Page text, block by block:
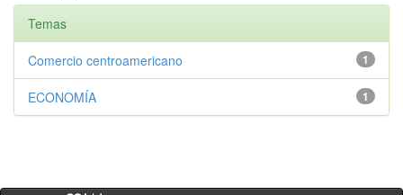
Temas
1
Comercio centroamericano
1
ECONOMÍA